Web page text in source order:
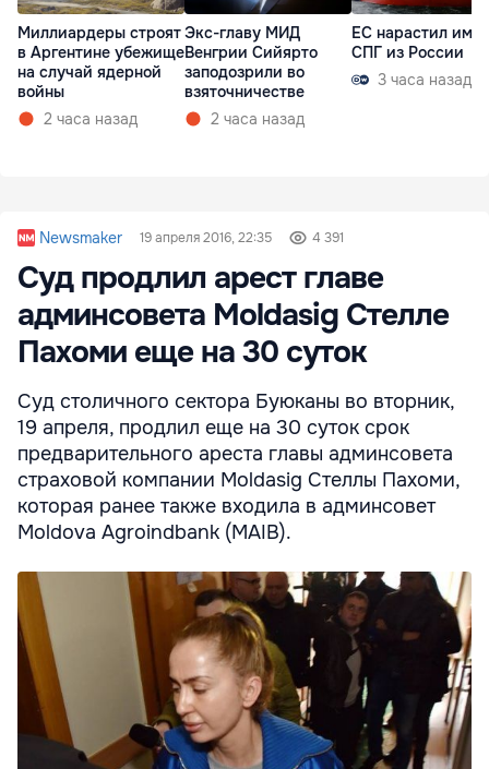
Миллиардеры строят
в Аргентине убежище
на случай ядерной
войны
2 часа назад
Экс-главу МИД
Венгрии Сийярто
заподозрили во
взяточничестве
2 часа назад
ЕС нарастил
СПГ из России
3 часа назад
Newsmaker 19 апреля 2016, 22:35 4 391
Суд продлил арест главе
админсовета Moldasig Стелле
Пахоми еще на 30 суток
Суд столичного сектора Буюканы во вторник,
19 апреля, продлил еще на 30 суток срок
предварительного ареста главы админсовета
страховой компании Moldasig Стеллы Пахоми,
которая ранее также входила в админсовет
Moldova Agroindbank (MAIB).